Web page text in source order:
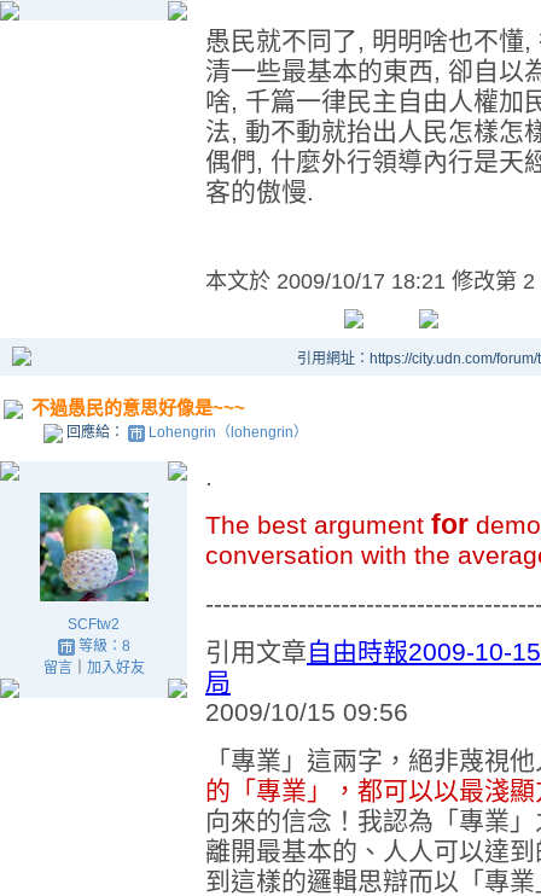
愚民就不同了, 明明啥也不懂
清一些最基本的東西, 卻自以
啥, 千篇一律民主自由人權加
法, 動不動就抬出人民怎樣怎
偶們, 什麼外行領導內行是天
客的傲慢.
本文於 2009/10/17 18:21 修改第 2
引用網址：https://city.udn.com/
不過愚民的意思好像是~~~
回應給： Lohengrin（lohengrin）
SCFtw2
等級：8
留言｜ 加入好友
.
The best argument for
conversation with the
引用文章自由時報2009-10-
局
2009/10/15 09:56
「專業」這兩字，絕非蔑視
的「專業」，都可以以最淺
向來的信念！我認為「專業
離開最基本的、人人可以達
到這樣的邏輯思辯而以「專